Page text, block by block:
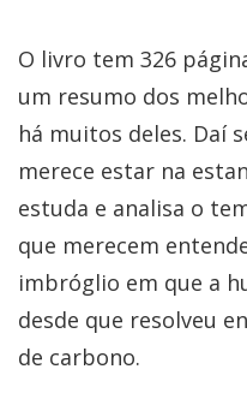
O livro tem 326
um resumo dos
há muitos deles. Daí
merece estar na
estuda e analisa o
que merecem
imbróglio em que a
desde que resolveu
de carbono.